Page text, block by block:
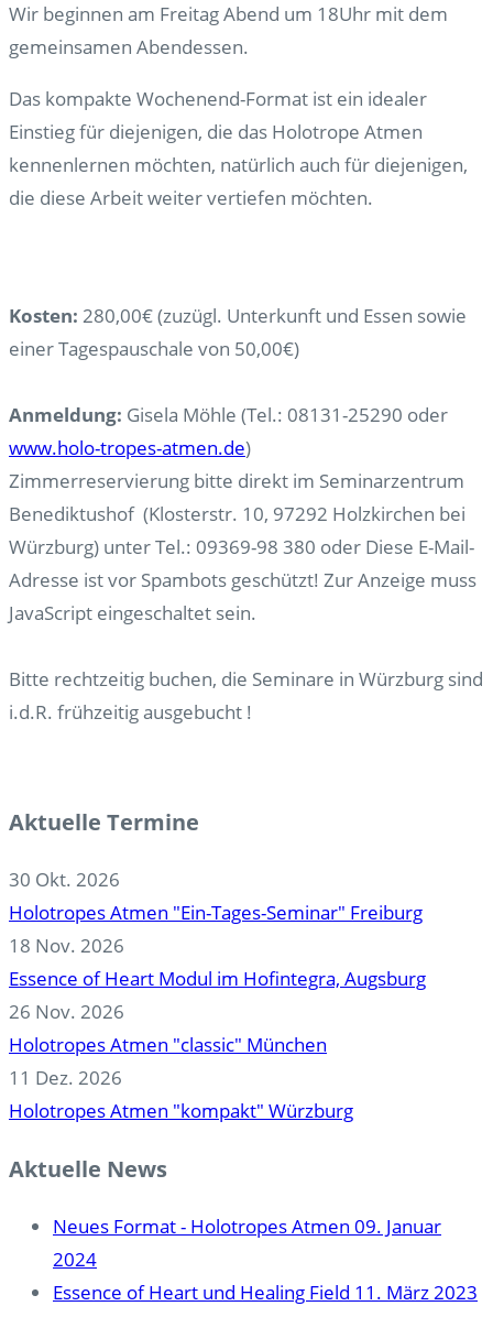
Wir beginnen am Freitag Abend um 18Uhr mit dem
gemeinsamen Abendessen.
Das kompakte Wochenend-Format ist ein idealer
Einstieg für diejenigen, die das Holotrope Atmen
kennenlernen möchten, natürlich auch für diejenigen,
die diese Arbeit weiter vertiefen möchten.
Kosten: 280,00€ (zuzügl. Unterkunft und Essen sowie
einer Tagespauschale von 50,00€)
Anmeldung: Gisela Möhle (Tel.: 08131-25290 oder
www.holo-tropes-atmen.de)
Zimmerreservierung bitte direkt im Seminarzentrum
Benediktushof (Klosterstr. 10, 97292 Holzkirchen bei
Würzburg) unter Tel.: 09369-98 380 oder Diese E-Mail-
Adresse ist vor Spambots geschützt! Zur Anzeige muss
JavaScript eingeschaltet sein.
Bitte rechtzeitig buchen, die Seminare in Würzburg sind
i.d.R. frühzeitig ausgebucht !
Aktuelle Termine
30 Okt. 2026
Holotropes Atmen "Ein-Tages-Seminar" Freiburg
18 Nov. 2026
Essence of Heart Modul im Hofintegra, Augsburg
26 Nov. 2026
Holotropes Atmen "classic" München
11 Dez. 2026
Holotropes Atmen "kompakt" Würzburg
Aktuelle News
Neues Format - Holotropes Atmen 09. Januar
2024
Essence of Heart und Healing Field 11. März 2023